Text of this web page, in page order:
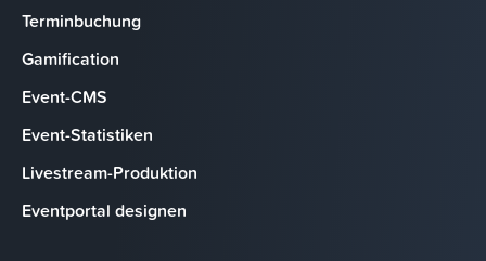
Terminbuchung
Gamification
Event-CMS
Event-Statistiken
Livestream-Produktion
Eventportal designen